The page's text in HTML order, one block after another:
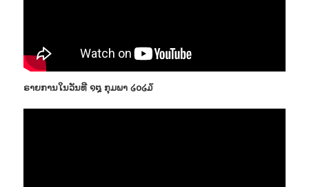
ຣາຍການໃນວັນທີ ໑໘ ກຸມພາ ໒໐໒໓